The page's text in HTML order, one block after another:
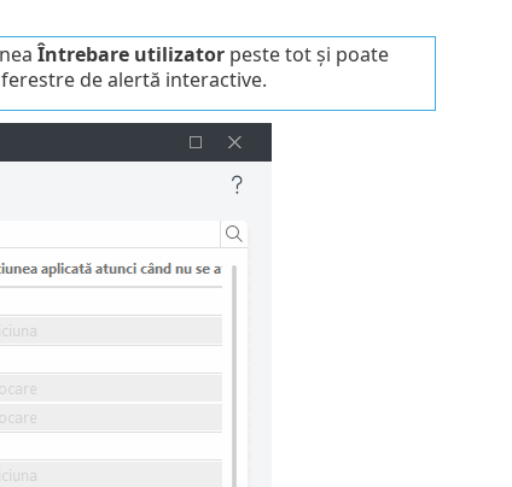
Întrebare utilizatorpeste tot și poate
de alertă interactive.